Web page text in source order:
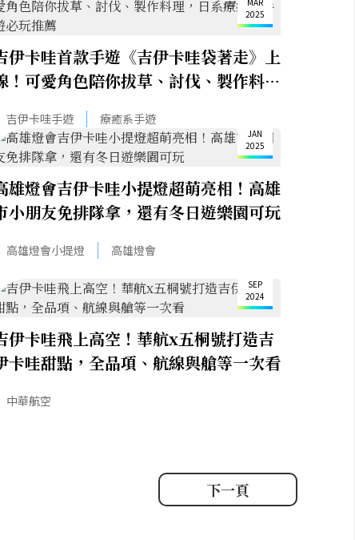
2025
伊卡哇首款手遊《吉伊卡哇袋著走》上
！可愛角色陪你拔草、討伐、製作料
，日系療癒系手遊必玩推薦
吉伊卡哇手遊 療癒系手遊
JAN
2025
雄燈會吉伊卡哇小提燈超萌亮相！高雄
小朋友免排隊拿，還有冬日遊樂園可玩
高雄燈會小提燈 高雄燈會
SEP
2024
伊卡哇飛上高空！華航x五桐號打造吉
卡哇甜點，全品項、航線與艙等一次看
中華航空
下一頁